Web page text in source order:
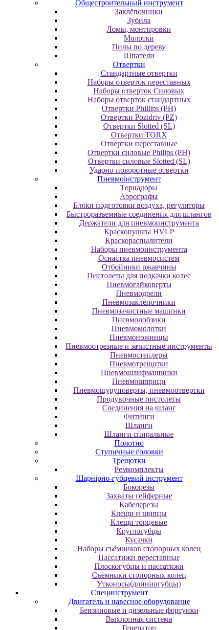
Общестроительный инструмент
Заклёпочники
Зубила
Ломы, монтировки
Молотки
Пилы по дереву
Шпатели
Отвертки
Cтандартные отвертки
Наборы отверток переставных
Наборы отверток Силовых
Наборы отверток стандартных
Отвертки Phillips (PH)
Отвертки Pozidriv (PZ)
Отвертки Slotted (SL)
Отвертки TORX
Отвертки переставные
Отвертки силовые Philips (PH)
Отвертки силовые Slotted (SL)
Ударно-поворотные отвертки
Пневмоінструмент
Topнaдopы
Аэрографы
Блоки подготовки воздуха, регуляторы
Быстроразъемные соединения для шлангов
Держатели для пневмоинструмента
Краскопульты HVLP
Краскораспылители
Наборы пневмоинструмента
Оснастка пневмосистем
Отбойники ржавчины
Пистолеты для подкачки колес
Пневмогайковерты
Пневмодрели
Пневмозаклёпочники
Пневмозачистные машинки
Пневмолобзики
Пневмомолотки
Пневмоножницы
Пневмоотрезные и зачистные инструменты
Пневмостеплеры
Пневмотрещотки
Пневмошлифмашинки
Пневмошприци
Пневмошуруповерты, пневмоотвертки
Продувочные пистолеты
Соединения на шланг
Фитинги
Шланги
Шланги спиральные
Полотно
Ступичные головки
Трещотки
Ремкомплекты
Шарнірно-губцевий інструмент
Бокорезы
Захваты гейферные
Кабелерезы
Клещи и щипцы
Клещи торцевые
Круглогубцы
Кусачки
Наборы съёмников стопорных колец
Пассатижи переставные
Плоскогубцы и пассатижи
Съёмники стопорных колец
Утконосы(длинногубцы)
Специнструмент
Двигатель и навесное оборудование
Бензиновые и дизельные форсунки
Выхлопная система
Генератор